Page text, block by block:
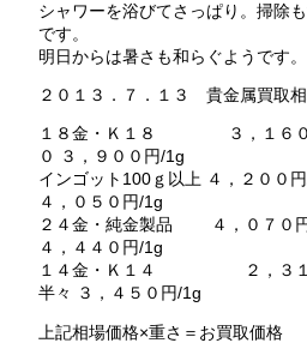
シャワーを浴びてさっぱり。掃除
です。
明日からは暑さも和らぐようです。
２０１３．７．１３ 貴金属買取
１８金・Ｋ１８ ３，１６
０ ３，９００円/1g
インゴット100ｇ以上 ４，２０
４，０５０円/1g
２４金・純金製品 ４，０７
４，４４０円/1g
１４金・Ｋ１４ ２，３
半々 ３，４５０円/1g
上記相場価格×重さ＝お買取価格